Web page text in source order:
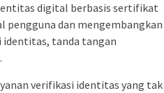
digital berbasis sertifikat
dan mengembangkan
identitas, tanda tangan
verifikasi identitas yang tak